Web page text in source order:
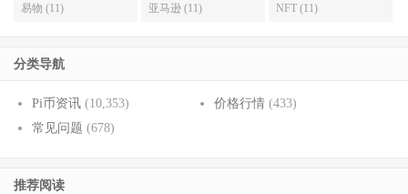
易物 (11) 亚马逊 (11) NFT (11)
分类导航
Pi币资讯 (10,353) 价格行情(433)
常见问题 (678)
推荐阅读